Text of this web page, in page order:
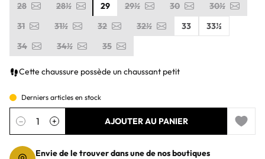
28
28½ 29 29½ 30
30½
31
31½ 32 32½ 33
33½
34
34½ 35
Cette chaussure possède un chaussant petit
Derniers articles en stock
Quantité
− + AJOUTER AU PANIER
Add to
Envie de le trouver dans une de nos boutiques